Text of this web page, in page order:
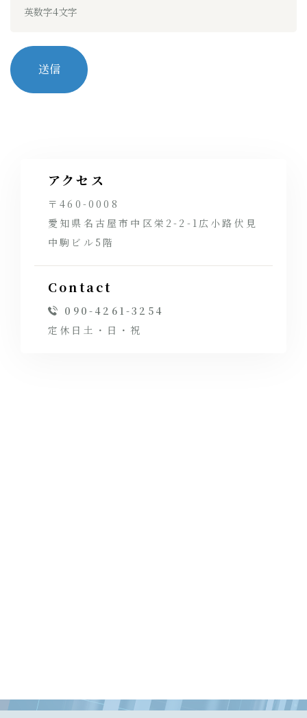
送信
アクセス
〒460-0008
愛知県名古屋市中区栄2-2-1広小路伏見
中駒ビル5階
Contact
090-4261-3254
定休日土・日・祝